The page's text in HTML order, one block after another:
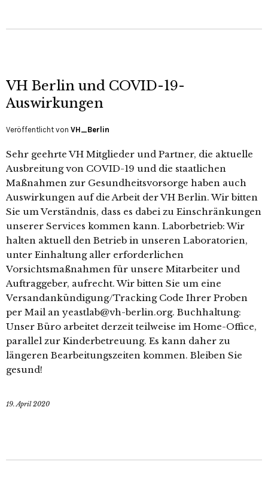
VH Berlin und COVID-19-
Auswirkungen
Veröffentlicht von VH_Berlin
Sehr geehrte VH Mitglieder und Partner, die aktuelle
Ausbreitung von COVID-19 und die staatlichen
Maßnahmen zur Gesundheitsvorsorge haben auch
Auswirkungen auf die Arbeit der VH Berlin. Wir bitten
Sie um Verständnis, dass es dabei zu Einschränkungen
unserer Services kommen kann. Laborbetrieb: Wir
halten aktuell den Betrieb in unseren Laboratorien,
unter Einhaltung aller erforderlichen
Vorsichtsmaßnahmen für unsere Mitarbeiter und
Auftraggeber, aufrecht. Wir bitten Sie um eine
Versandankündigung/Tracking Code Ihrer Proben
per Mail an yeastlab@vh-berlin.org. Buchhaltung:
Unser Büro arbeitet derzeit teilweise im Home-Office,
parallel zur Kinderbetreuung. Es kann daher zu
längeren Bearbeitungszeiten kommen. Bleiben Sie
gesund!
19. April 2020